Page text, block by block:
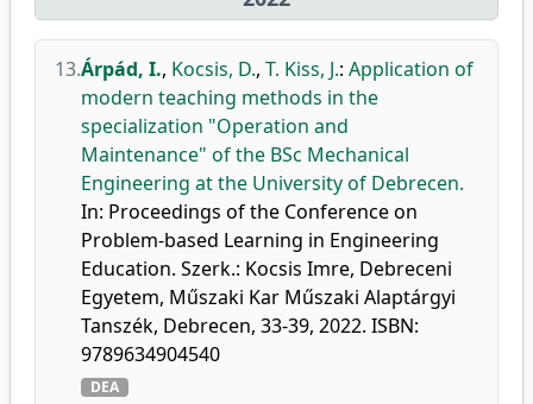
13.Árpád, I., Kocsis, D., T. Kiss, J.: Application of
modern teaching methods in the
specialization "Operation and
Maintenance" of the BSc Mechanical
Engineering at the University of Debrecen.
In: Proceedings of the Conference on
Problem-based Learning in Engineering
Education. Szerk.: Kocsis Imre, Debreceni
Egyetem, Műszaki Kar Műszaki Alaptárgyi
Tanszék, Debrecen, 33-39, 2022. ISBN:
9789634904540
DEA